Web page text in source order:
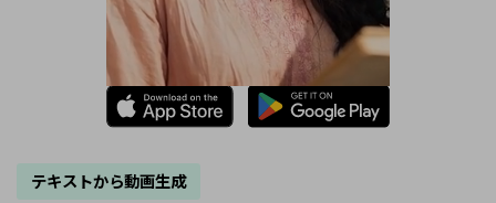
テキストから動画生成